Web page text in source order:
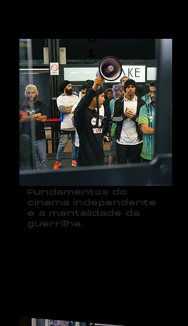
Fundamentos do
cinema independente
e a mentalidade da
guerrilha.